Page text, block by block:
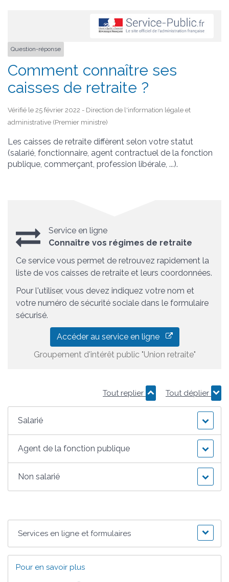
Question-réponse
Comment connaître ses
caisses de retraite ?
Vérifié le 25 février 2022 - Direction de l'information légale et
administrative (Premier ministre)
Les caisses de retraite diffèrent selon votre statut
(salarié, fonctionnaire, agent contractuel de la fonction
publique, commerçant, profession libérale, ...).
Service en ligne
Connaître vos régimes de retraite
Ce service vous permet de retrouvez rapidement la
liste de vos caisses de retraite et leurs coordonnées.
Pour l'utiliser, vous devez indiquez votre nom et
votre numéro de sécurité sociale dans le formulaire
sécurisé.
Accéder au service en ligne
Groupement d'intérêt public "Union retraite"
Tout replier Tout déplier
Salarié
Agent de la fonction publique
Non salarié
Services en ligne et formulaires
Pour en savoir plus